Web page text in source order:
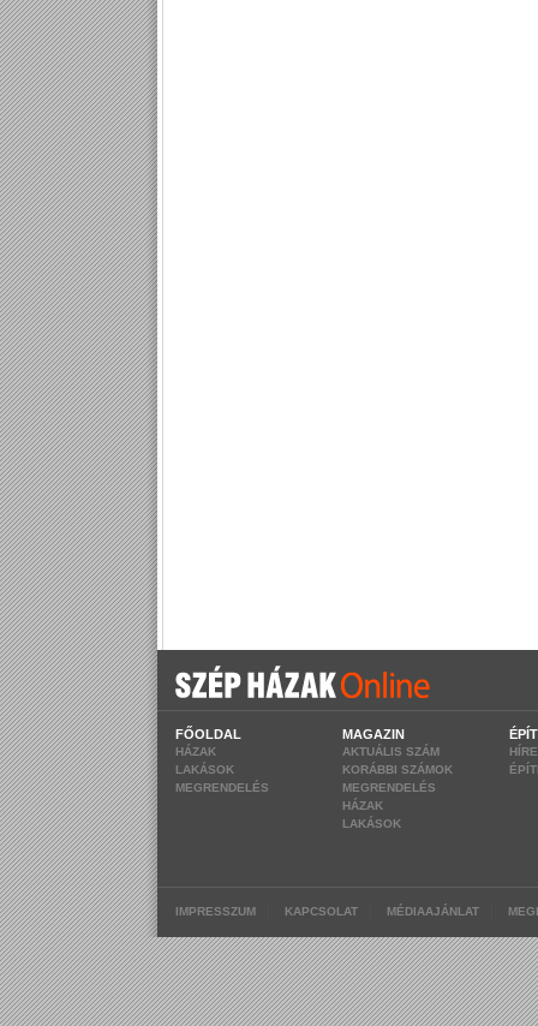
FŐOLDAL
HÁZAK
LAKÁSOK
MEGRENDELÉS
MAGAZIN
AKTUÁLIS SZÁM
KORÁBBI SZÁMOK
MEGRENDELÉS
HÁZAK
LAKÁSOK
IMPRESSZUM KAPCSOLAT MÉDIAAJÁNLAT